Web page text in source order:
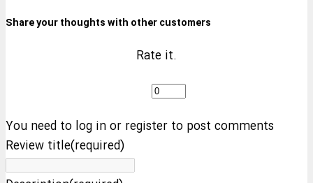
Share your thoughts with other customers
Rate it.
You need to log in or register to post comments
Review title(required)